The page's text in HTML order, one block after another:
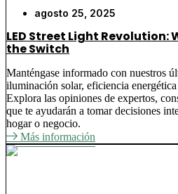
agosto 25, 2025
LED Street Light Revolution:
the Switch
Manténgase informado con nuestros
iluminación solar, eficiencia
Explora las opiniones de expertos,
que te ayudarán a tomar decisiones
hogar o negocio.
Más información